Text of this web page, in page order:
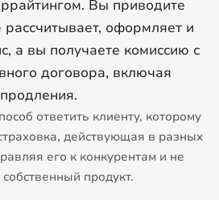
Вы приводите
оформляет и
а вы получаете комиссию с
договора, включая
продления.
ответить клиенту, которому
действующая в разных
его к конкурентам и не
продукт.